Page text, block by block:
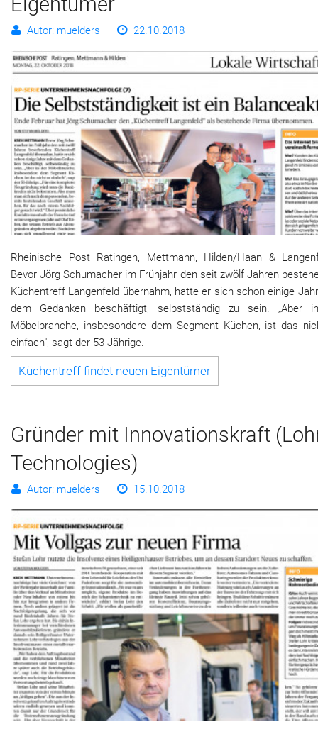
Autor: muelders 22.10.2018
Rheinische Post Ratingen, Mettmann, Hilden/Haan &
Bevor Jörg Schumacher im Frühjahr den seit zwölf Jahren
Küchentreff Langenfeld übernahm, hatte er sich schon einige
dem Gedanken beschäftigt, selbstständig zu sein. „Aber
Möbelbranche, insbesondere dem Segment Küchen, ist das
einfach", sagt der 53-Jährige.
Küchentreff findet neuen Eigentümer
Gründer mit Innovationskraft
Technologies)
Autor: muelders 15.10.2018